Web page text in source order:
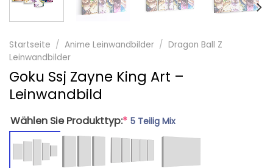
Startseite / Anime Leinwandbilder / Dragon Ball Z
Leinwandbilder
Goku Ssj Zayne King Art –
Leinwandbild
Wählen Sie Produkttyp:* 5 Teilig Mix